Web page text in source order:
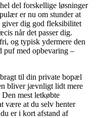
del forskellige løsninger
er nu om stunder at
giver dig god fleksibilitet
når det passer dig.
og typisk ydermere den
puf med opbevaring –
til din private bopæl
bliver jævnligt lidt mere
mest letkøbte
være at du selv henter
er i kort afstand af